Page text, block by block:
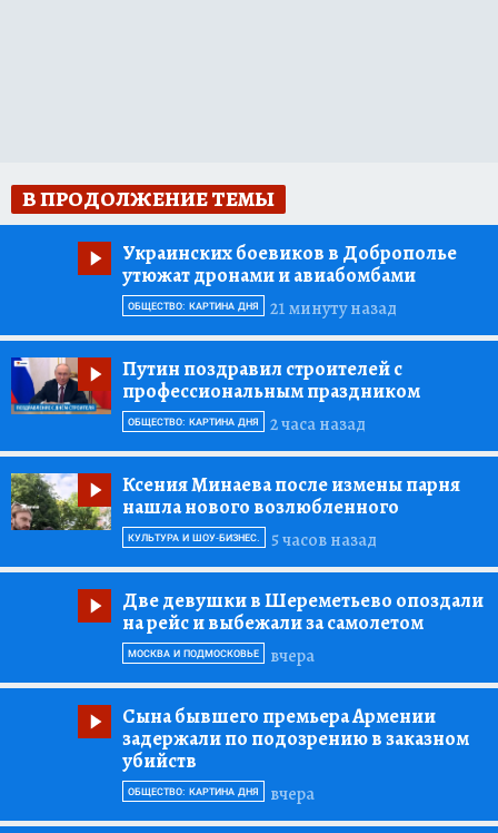
В ПРОДОЛЖЕНИЕ ТЕМЫ
Украинских боевиков в Доброполье
утюжат дронами и авиабомбами
21 минуту назад
ОБЩЕСТВО: КАРТИНА ДНЯ
Путин поздравил строителей с
профессиональным праздником
2 часа назад
ОБЩЕСТВО: КАРТИНА ДНЯ
Ксения Минаева после измены парня
нашла нового возлюбленного
5 часов назад
КУЛЬТУРА И ШОУ-БИЗНЕС.
Две девушки в Шереметьево опоздали
на рейс и выбежали за самолетом
вчера
МОСКВА И ПОДМОСКОВЬЕ
Сына бывшего премьера Армении
задержали по подозрению в заказном
убийств
вчера
ОБЩЕСТВО: КАРТИНА ДНЯ